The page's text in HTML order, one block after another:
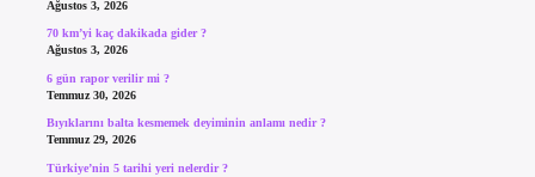
Ağustos 3, 2026
70 km’yi kaç dakikada gider ?
Ağustos 3, 2026
6 gün rapor verilir mi ?
Temmuz 30, 2026
Bıyıklarını balta kesmemek deyiminin anlamı nedir ?
Temmuz 29, 2026
Türkiye’nin 5 tarihi yeri nelerdir ?